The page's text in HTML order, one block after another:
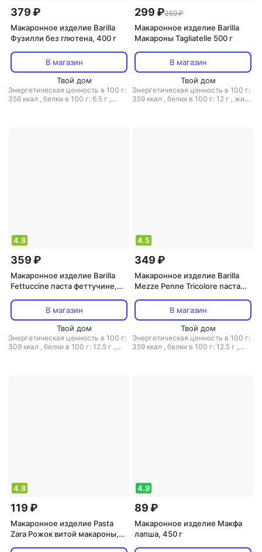
379 ₽
Макаронное изделие Barilla
Фузилли без глютена, 400 г
В магазин
Твой дом
Энергетическая ценность в 100 г:
356 ккал , белки в 100 г: 6.5 г ,
299 ₽359 ₽
Макаронное изделие Barilla
Макароны Tagliatelle 500 г
В магазин
Твой дом
Энергетическая ценность в 100 г:
359 ккал , белки в 100 г: 12 г , жиры
4.8
359 ₽
Макаронное изделие Barilla
Fettuccine паста феттучине,
В магазин
Твой дом
Энергетическая ценность в 100 г:
309 ккал , белки в 100 г: 12.5 г ,
4.5
349 ₽
Макаронное изделие Barilla
Mezze Penne Tricolore паста
В магазин
Твой дом
Энергетическая ценность в 100 г:
359 ккал , белки в 100 г: 12.5 г ,
4.8
119 ₽
Макаронное изделие Pasta
Zara Рожок витой макароны,
4.9
89 ₽
Макаронное изделие Макфа
лапша, 450 г